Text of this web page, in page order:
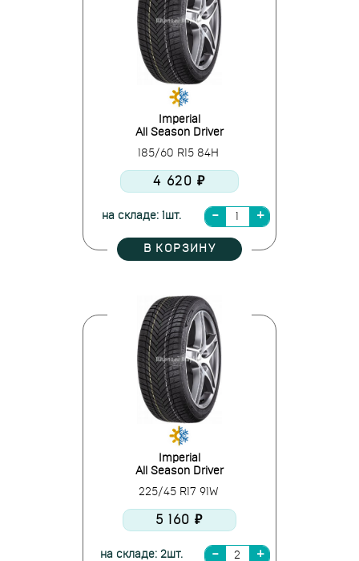
Imperial
All Season Driver
185/60 R15 84H
4 620 ₽
на складе: 1шт.
В КОРЗИНУ
Imperial
All Season Driver
225/45 R17 91W
5 160 ₽
на складе: 2шт.